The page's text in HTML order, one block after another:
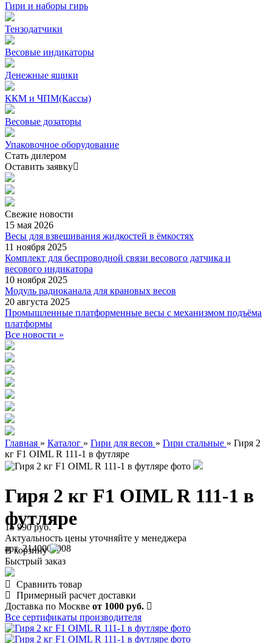
Гири и наборы гирь
Тензодатчики
Весовые индикаторы
Денежные ящики
ККМ и ЧПМ(Кассы)
Весовые дозаторы
Упаковочное оборудование
Стать дилером
Оставить заявку
Свежие новости
15 мая 2026
Весы для взвешивания жидкостей в ёмкостях
11 ноября 2025
Комплект для беспроводной связи весового датчика и
весового индикатора
10 ноября 2025
Модуль радиоканала для крановых весов
20 августа 2025
Промышленные платформенные весы с механизмом подъёма
платформы
Все новости »
Главная » Каталог » Гири для весов » Гири стальные » Гиря 2
кг F1 OIML R 111-1 в футляре
Гиря 2 кг F1 OIML R 111-1 в
футляре
арт. 2140000008
15 990 руб.
Актуальность цены уточняйте у менеджера
В корзину
Быстрый заказ
Сравнить товар
Примерный расчет доставки
Доставка по Москве от 1000 руб.
Все сертификаты производителя